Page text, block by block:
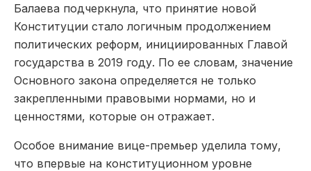
Балаева подчеркнула, что принятие новой
Конституции стало логичным продолжением
политических реформ, инициированных Главой
государства в 2019 году. По ее словам, значение
Основного закона определяется не только
закрепленными правовыми нормами, но и
ценностями, которые он отражает.
Особое внимание вице-премьер уделила тому,
что впервые на конституционном уровне